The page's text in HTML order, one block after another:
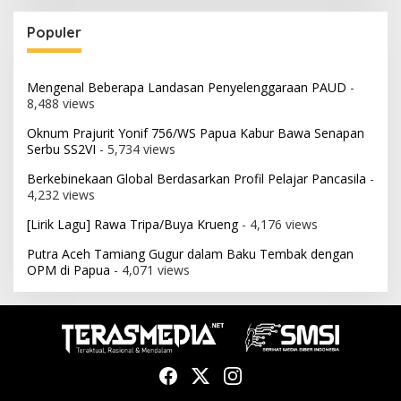
Populer
Mengenal Beberapa Landasan Penyelenggaraan PAUD -
8,488 views
Oknum Prajurit Yonif 756/WS Papua Kabur Bawa Senapan
Serbu SS2VI - 5,734 views
Berkebinekaan Global Berdasarkan Profil Pelajar Pancasila -
4,232 views
[Lirik Lagu] Rawa Tripa/Buya Krueng- 4,176 views
Putra Aceh Tamiang Gugur dalam Baku Tembak dengan
OPM di Papua - 4,071 views